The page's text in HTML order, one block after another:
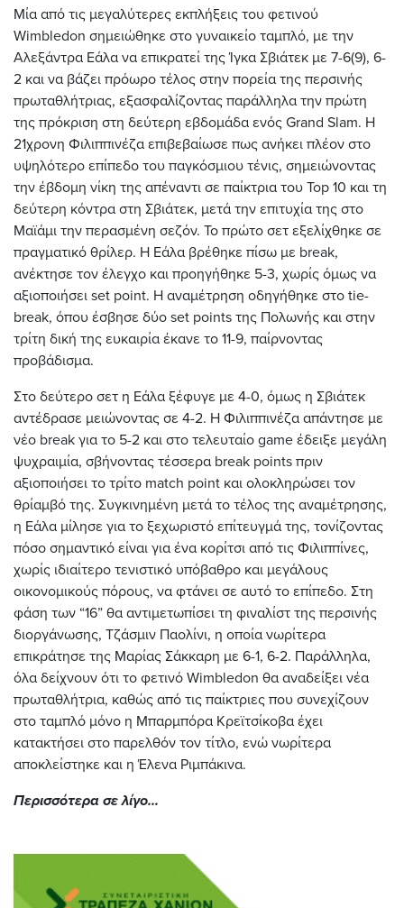
Μία από τις μεγαλύτερες εκπλήξεις του φετινού
Wimbledon σημειώθηκε στο γυναικείο ταμπλό, με την
Αλεξάντρα Εάλα να επικρατεί της Ίγκα Σβιάτεκ με 7-6(9), 6-
2 και να βάζει πρόωρο τέλος στην πορεία της περσινής
πρωταθλήτριας, εξασφαλίζοντας παράλληλα την πρώτη
της πρόκριση στη δεύτερη εβδομάδα ενός Grand Slam. Η
21χρονη Φιλιππινέζα επιβεβαίωσε πως ανήκει πλέον στο
υψηλότερο επίπεδο του παγκόσμιου τένις, σημειώνοντας
την έβδομη νίκη της απέναντι σε παίκτρια του Top 10 και τη
δεύτερη κόντρα στη Σβιάτεκ, μετά την επιτυχία της στο
Μαϊάμι την περασμένη σεζόν. Το πρώτο σετ εξελίχθηκε σε
πραγματικό θρίλερ. Η Εάλα βρέθηκε πίσω με break,
ανέκτησε τον έλεγχο και προηγήθηκε 5-3, χωρίς όμως να
αξιοποιήσει set point. Η αναμέτρηση οδηγήθηκε στο tie-
break, όπου έσβησε δύο set points της Πολωνής και στην
τρίτη δική της ευκαιρία έκανε το 11-9, παίρνοντας
προβάδισμα.
Στο δεύτερο σετ η Εάλα ξέφυγε με 4-0, όμως η Σβιάτεκ
αντέδρασε μειώνοντας σε 4-2. Η Φιλιππινέζα απάντησε με
νέο break για το 5-2 και στο τελευταίο game έδειξε μεγάλη
ψυχραιμία, σβήνοντας τέσσερα break points πριν
αξιοποιήσει το τρίτο match point και ολοκληρώσει τον
θρίαμβό της. Συγκινημένη μετά το τέλος της αναμέτρησης,
η Εάλα μίλησε για το ξεχωριστό επίτευγμά της, τονίζοντας
πόσο σημαντικό είναι για ένα κορίτσι από τις Φιλιππίνες,
χωρίς ιδιαίτερο τενιστικό υπόβαθρο και μεγάλους
οικονομικούς πόρους, να φτάνει σε αυτό το επίπεδο. Στη
φάση των “16” θα αντιμετωπίσει τη φιναλίστ της περσινής
διοργάνωσης, Τζάσμιν Παολίνι, η οποία νωρίτερα
επικράτησε της Μαρίας Σάκκαρη με 6-1, 6-2. Παράλληλα,
όλα δείχνουν ότι το φετινό Wimbledon θα αναδείξει νέα
πρωταθλήτρια, καθώς από τις παίκτριες που συνεχίζουν
στο ταμπλό μόνο η Μπαρμπόρα Κρεϊτσίκοβα έχει
κατακτήσει στο παρελθόν τον τίτλο, ενώ νωρίτερα
αποκλείστηκε και η Έλενα Ριμπάκινα.
Περισσότερα σε λίγο...